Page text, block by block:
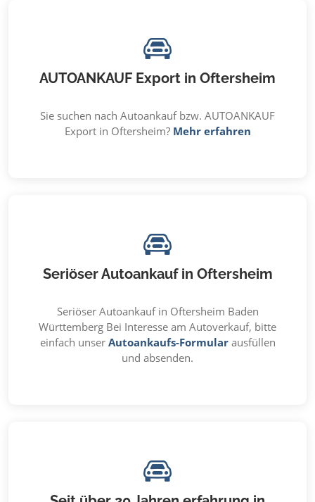
AUTOANKAUF Export in Oftersheim
Sie suchen nach Autoankauf bzw. AUTOANKAUF
Export in Oftersheim? Mehr erfahren
Seriöser Autoankauf in Oftersheim
Seriöser Autoankauf in Oftersheim Baden
Württemberg Bei Interesse am Autoverkauf, bitte
einfach unser Autoankaufs-Formularausfüllen
und absenden.